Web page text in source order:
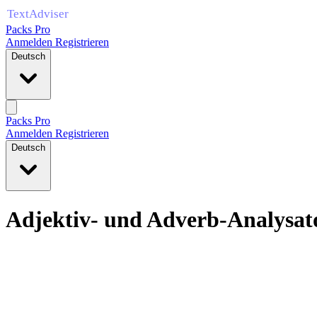
Packs Pro
Anmelden Registrieren
Deutsch
Packs Pro
Anmelden Registrieren
Deutsch
Adjektiv- und Adverb-